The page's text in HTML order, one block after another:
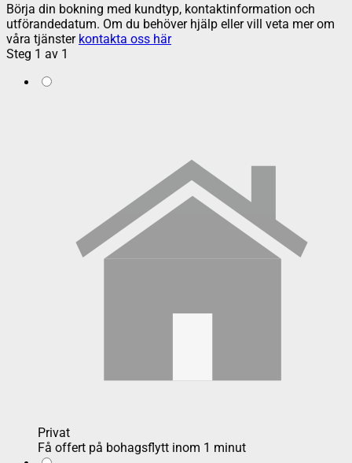
Börja din bokning med kundtyp, kontaktinformation och
utförandedatum. Om du behöver hjälp eller vill veta mer om
våra tjänster kontakta oss här
Steg 1 av 1
Privat
Få offert på bohagsflytt inom 1 minut